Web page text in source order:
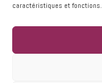
caractéristiques et fonctions.